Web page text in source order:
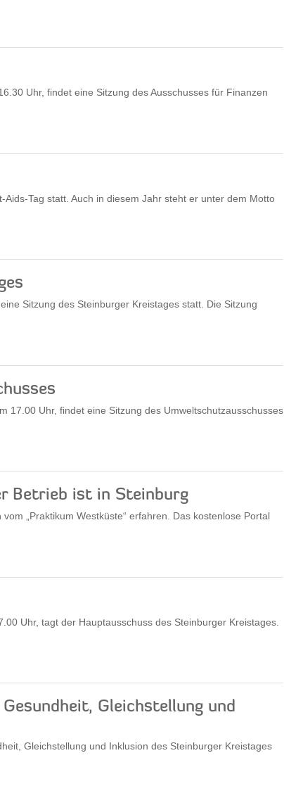
Uhr, findet eine Sitzung des Ausschusses für Finanzen
Tag statt. Auch in diesem Jahr steht er unter dem Motto
Sitzung des Steinburger Kreistages statt. Die Sitzung
17.00 Uhr, findet eine Sitzung des Umweltschutzausschusses
Betrieb ist in Steinburg
„Praktikum Westküste“ erfahren. Das kostenlose Portal
Uhr, tagt der Hauptausschuss des Steinburger Kreistages.
Gleichstellung und
Gleichstellung und Inklusion des Steinburger Kreistages